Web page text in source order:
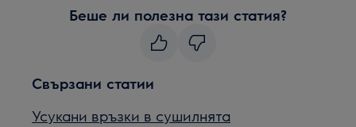
Беше ли полезна тази статия?
Свързани статии
Усукани връзки в сушилнята